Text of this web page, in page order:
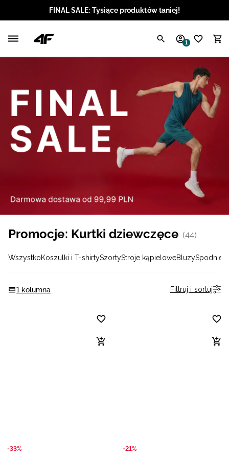
FINAL SALE: Tysiące produktów taniej!
1
Promocje: Kurtki dziewczęce (44)
WszystkoKoszulki i T-shirtySzortyStroje kąpieloweBluzySpodnie
1 kolumna Filtruj i sortuj
-33% -21%
Chorwacki / EUR
Czeski / CZK
Niemiecki / EUR
Rumuński / RON